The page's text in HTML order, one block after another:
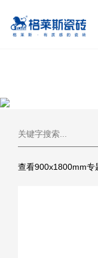
黄瓜影院污在线观看,黄
查看900x1800mm专